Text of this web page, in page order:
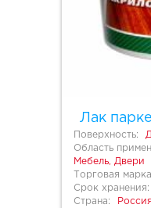
Лак
Поверхность:
Область
Мебель, Двери
Торговая
Срок хранения:
Страна:
Россия